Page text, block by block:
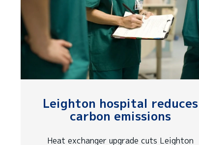
Leighton hospital reduces
carbon emissions
Heat exchanger upgrade cuts Leighton